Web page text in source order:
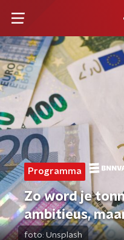
Programma
Zo word je
ambitieus,
foto: Unsplash